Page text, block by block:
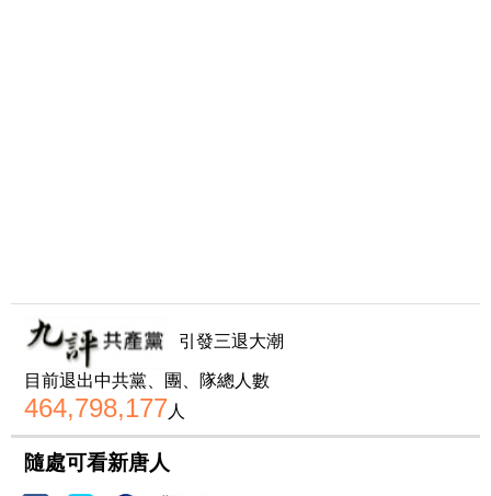
引發三退大潮
目前退出中共黨、團、隊總人數
464,798,177人
隨處可看新唐人